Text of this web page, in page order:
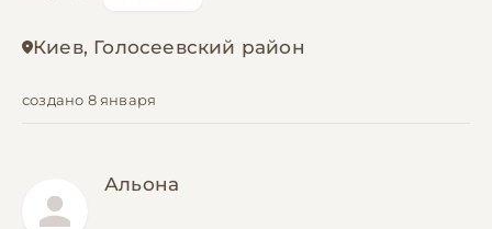
Киев, Голосеевский район
создано 8 января
Альона